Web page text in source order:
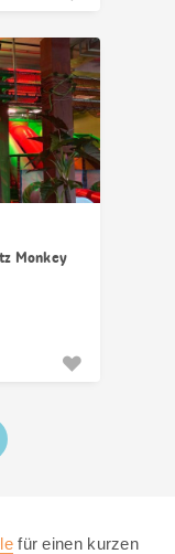
Monkey
für einen kurzen